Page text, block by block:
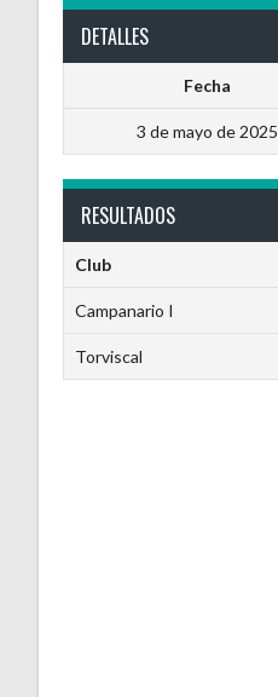
DETALLES
Fecha
3 de mayo de 2025
RESULTADOS
Club
Campanario I
Torviscal